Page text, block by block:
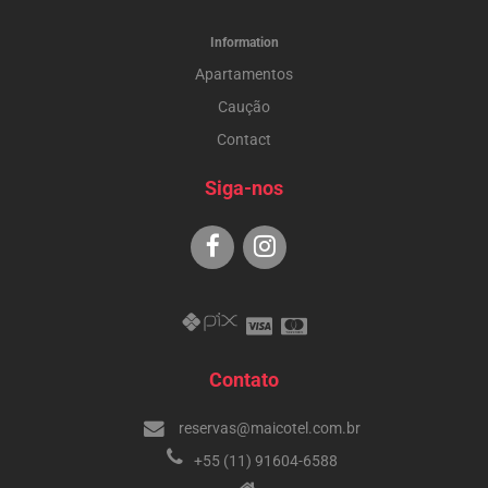
Information
Apartamentos
Caução
Contact
Siga-nos
Contato
reservas@maicotel.com.br
+55 (11) 91604-6588